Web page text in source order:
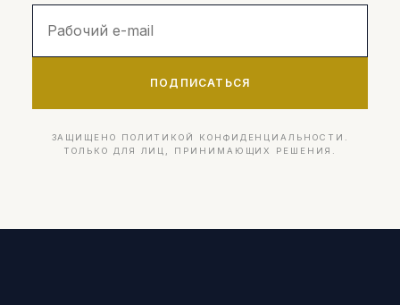
ПОДПИСАТЬСЯ
ЗАЩИЩЕНО ПОЛИТИКОЙ КОНФИДЕНЦИАЛЬНОСТИ.
ТОЛЬКО ДЛЯ ЛИЦ, ПРИНИМАЮЩИХ РЕШЕНИЯ.